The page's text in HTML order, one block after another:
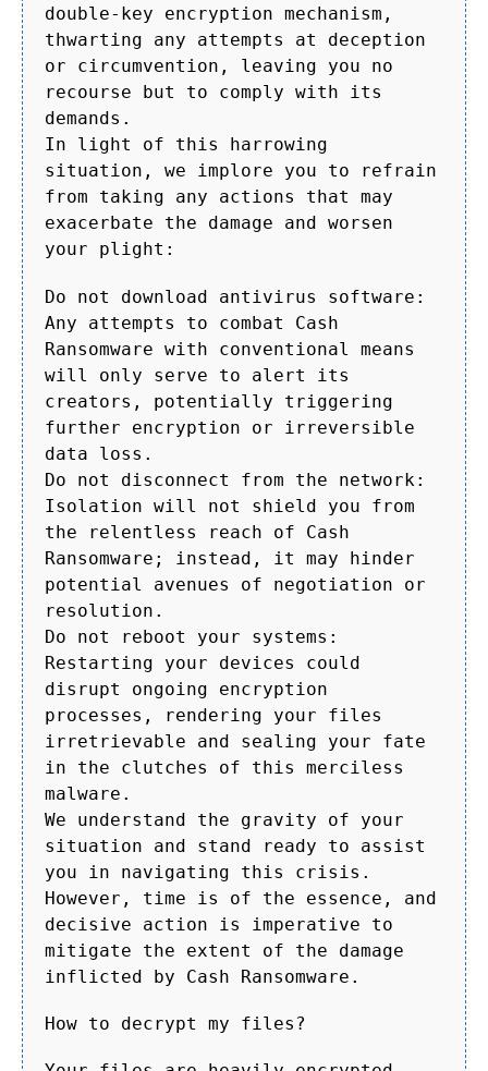
double-key encryption mechanism,
thwarting any attempts at deception
or circumvention, leaving you no
recourse but to comply with its
demands.
In light of this harrowing
situation, we implore you to refrain
from taking any actions that may
exacerbate the damage and worsen
your plight:
Do not download antivirus software:
Any attempts to combat Cash
Ransomware with conventional means
will only serve to alert its
creators, potentially triggering
further encryption or irreversible
data loss.
Do not disconnect from the network:
Isolation will not shield you from
the relentless reach of Cash
Ransomware; instead, it may hinder
potential avenues of negotiation or
resolution.
Do not reboot your systems:
Restarting your devices could
disrupt ongoing encryption
processes, rendering your files
irretrievable and sealing your fate
in the clutches of this merciless
malware.
We understand the gravity of your
situation and stand ready to assist
you in navigating this crisis.
However, time is of the essence, and
decisive action is imperative to
mitigate the extent of the damage
inflicted by Cash Ransomware.
How to decrypt my files?